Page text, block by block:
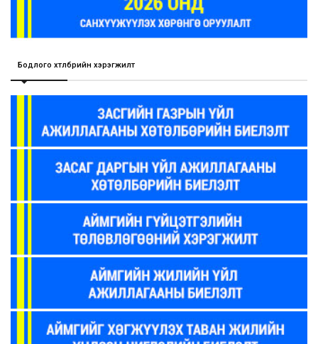
Бодлого хөтөлбөрийн хэрэгжилт